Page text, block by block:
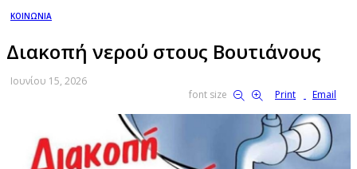
ΚΟΙΝΩΝΙΑ
Διακοπή νερού στους Βουτιάνους
Ιουνίου 15, 2026
font size
Print Email